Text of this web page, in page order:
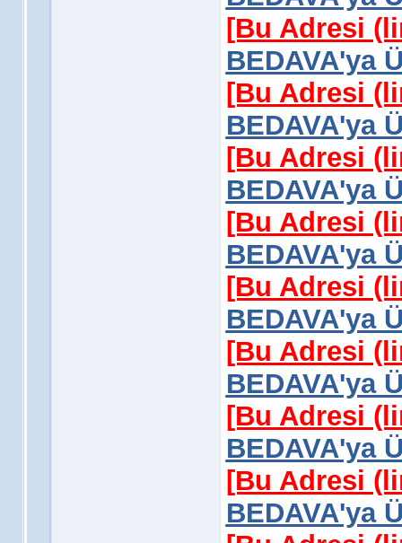
[Bu Adresi
BEDAVA'ya
[Bu Adresi
BEDAVA'ya
[Bu Adresi
BEDAVA'ya
[Bu Adresi
BEDAVA'ya
[Bu Adresi
BEDAVA'ya
[Bu Adresi
BEDAVA'ya
[Bu Adresi
BEDAVA'ya
[Bu Adresi
BEDAVA'ya